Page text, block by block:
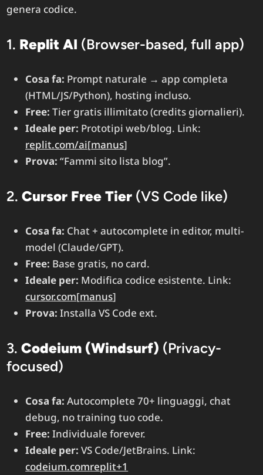
genera codice.
1. Replit AI (Browser-based, full app)
Cosa fa: Prompt naturale → app completa
(HTML/JS/Python), hosting incluso.
Free: Tier gratis illimitato (credits giornalieri).
Ideale per: Prototipi web/blog. Link:
replit.com/ai[manus]​
Prova: “Fammi sito lista blog”.
2.Cursor Free Tier (VS Code like)
Cosa fa: Chat + autocomplete in editor, multi-
model (Claude/GPT).
Free: Base gratis, no card.
Ideale per: Modifica codice esistente. Link:
cursor.com[manus]​
Prova: Installa VS Code ext.
3.Codeium (Windsurf) (Privacy-
focused)
Cosa fa: Autocomplete 70+ linguaggi, chat
debug, no training tuo code.
Free: Individuale forever.
Ideale per: VS Code/JetBrains. Link:
codeium.comreplit+1